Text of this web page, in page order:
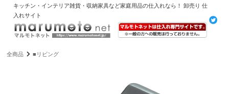
キッチン・インテリア雑貨・収納家具など家庭用品の仕入れなら！ 卸売り 仕
入れサイト
全商品 ■リビング